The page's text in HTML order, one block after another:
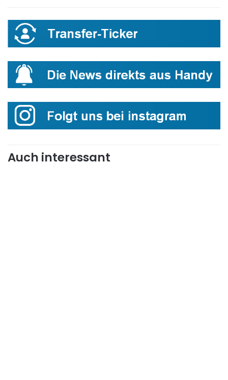
Auch interessant